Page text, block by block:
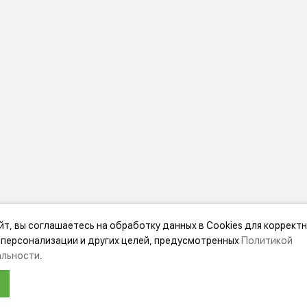
МАГАЗИН БУДЕТ РАБОТАТЬ ПО
Festool
ДОПОЛНИТЕЛЬНО
вы соглашаетесь на обработку данных в Cookies для
и других целей, предусмотренных Политикой